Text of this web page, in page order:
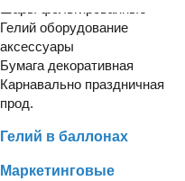
Гелий оборудование
аксессуары
Бумага декоративная
Карнавально праздничная
прод.
Гелий в баллонах
Маркетинговые